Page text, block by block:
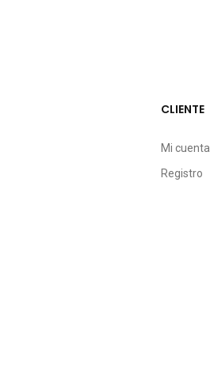
CLIENTE
Mi cuenta
Registro